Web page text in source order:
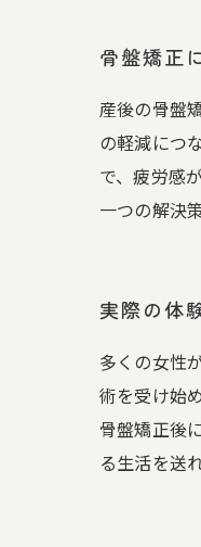
骨盤矯正
産後の骨盤
の軽減につ
で、疲労感
一つの解決
実際の体
多くの女性
術を受け始
骨盤矯正後
る生活を送